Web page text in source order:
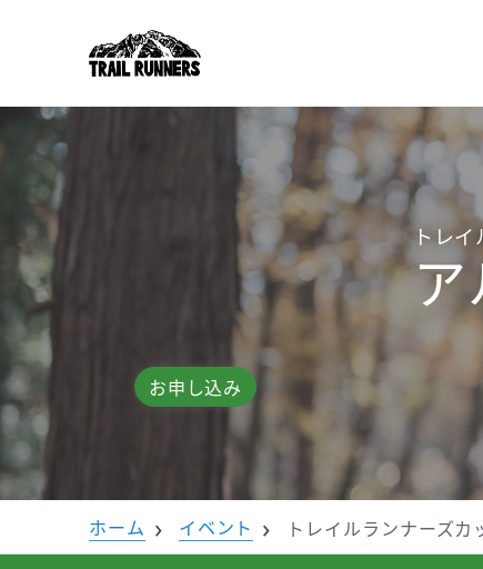
トレイ
ア
お申し込み
ホーム イベント トレイルランナーズ